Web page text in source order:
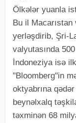
Ölkələr yuanla
Bu il
yerləşdirib, Şri-
valyutasında
İndoneziya isə
"Bloomberg"in
oktyabrına
beynəlxalq
təxminən 68